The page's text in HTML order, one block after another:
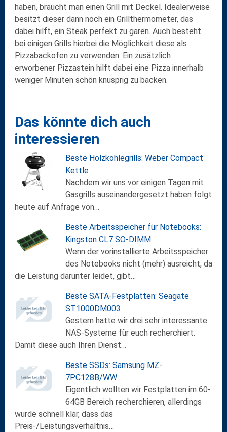
haben, braucht man einen Grill mit Deckel. Idealerweise
besitzt dieser dann noch ein Grillthermometer, das
dabei hilft, ein Steak perfekt zu garen. Auch besteht
bei einigen Grills hierbei die Möglichkeit diese als
Pizzabackofen zu verwenden. Ein zusätzlich
erworbenerPizzastein hilft dabei eine Pizza innerhalb
weniger Minuten schön knusprig zu backen.
Das könnte dich auch
interessieren
Beste Holzkohlegrills: Weber Compact
Kettle
Nachdem wir uns vor einigen Tagen mit
Gasgrills auseinandergesetzt haben folgt
heute auf Anfrage von…
Beste Arbeitsspeicher für Notebooks:
Kingston CL7 SO-DIMM
Wenn der vorinstallierte Arbeitsspeicher
des Notebooks nicht (mehr) ausreicht, da
die Leistung darunter leidet, gibt…
Beste SATA-Festplatten: Seagate
ST1000DM003
Gestern hatte wir drei sehr interessante
NAS-Systeme für euch recherchiert.
Damit diese auch Ihren Dienst…
Beste SSDs: Samsung MZ-
7PC128B/WW
Eigentlich wollten wir Festplatten im 60-
64GB Bereich recherchieren, allerdings
wurde schnell klar, dass das
Preis-/Leistungsverhältnis…